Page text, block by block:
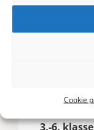
Cookie
Det
Ind- og
0.-2. klasse
3.-6. klasse